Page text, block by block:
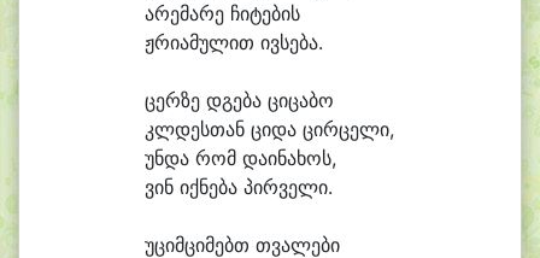
არემარე ჩიტების
ჟრიამულით ივსება.
ცერზე დგება ციცაბო
კლდესთან ციდა ცირცელი,
უნდა რომ დაინახოს,
ვინ იქნება პირველი.
უციმციმებთ თვალები